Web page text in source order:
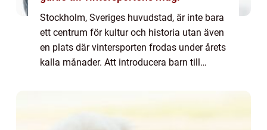
Stockholm, Sveriges huvudstad, är inte bara
ett centrum för kultur och historia utan även
en plats där vintersporten frodas under årets
kalla månader. Att introducera barn till